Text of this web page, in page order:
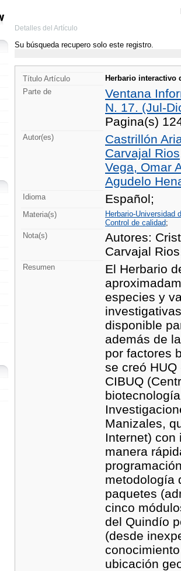
Detalles del Artículo
Su búsqueda recupero solo este registro.
Título Artículo
Herbario interactivo
Parte de
Ventana
N. 17. (Jul-
Pagina(s)
Autor(es)
Castrillón
Carvajal
Vega, Omar
Agudelo
Idioma Español;
Materia(s)
Herbario-Universidad
Control de calidad;
Nota(s)
Autores:
Carvajal
Resumen
El Herbario
especies y
disponible
además de
por factores
se creó
CIBUQ
Manizales,
Internet) con
manera
metodología
paquetes
cinco
del Quindío
(desde
ubicación